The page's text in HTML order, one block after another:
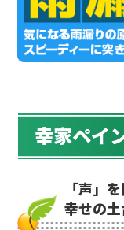
幸家ペイ
「声」
幸せの土